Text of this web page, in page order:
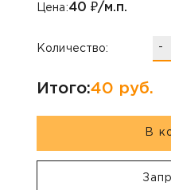
Цена:40 ₽/м.п.
Количество: -
Итого:40 руб.
В